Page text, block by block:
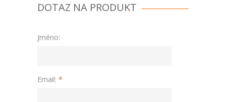
DOTAZ NA PRODUKT
Jméno:
Email: *